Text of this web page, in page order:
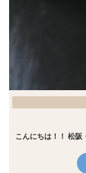
こんにちは！！ 松阪